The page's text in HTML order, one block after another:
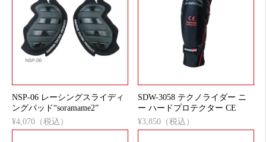
NSP-06 レーシングスライディ
ングパッド“soramame2”
¥4,070（税込）
SDW-3058 テクノライダー ニ
ー ハードプロテクター CE
¥3,850（税込）